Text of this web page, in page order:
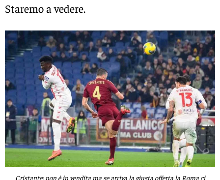
Staremo a vedere.
Cristante: non è in vendita ma se arriva la giusta offerta la Roma ci